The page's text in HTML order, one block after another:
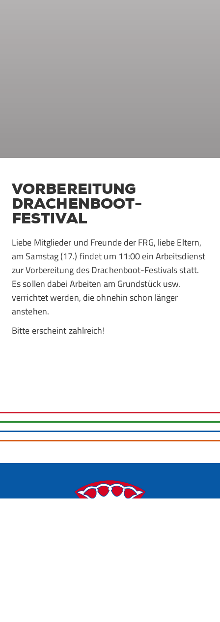
VORBEREITUNG
DRACHENBOOT-
FESTIVAL
Liebe Mitglieder und Freunde der FRG, liebe Eltern,
am Samstag (17.) findet um 11:00 ein Arbeitsdienst
zur Vorbereitung des Drachenboot-Festivals statt.
Es sollen dabei Arbeiten am Grundstück usw.
verrichtet werden, die ohnehin schon länger
anstehen.
Bitte erscheint zahlreich!